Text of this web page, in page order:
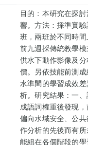
目的：本研究在探
響。方法：採準實
班，兩班於不同時
前九週採傳統教學
供水下動作影像及
價。另依技能前測
水準間的學習成效
析。研究結果：一
成語詞權重後發現
偏向水域安全、公
作分析的先後而有
能組在各個階段的